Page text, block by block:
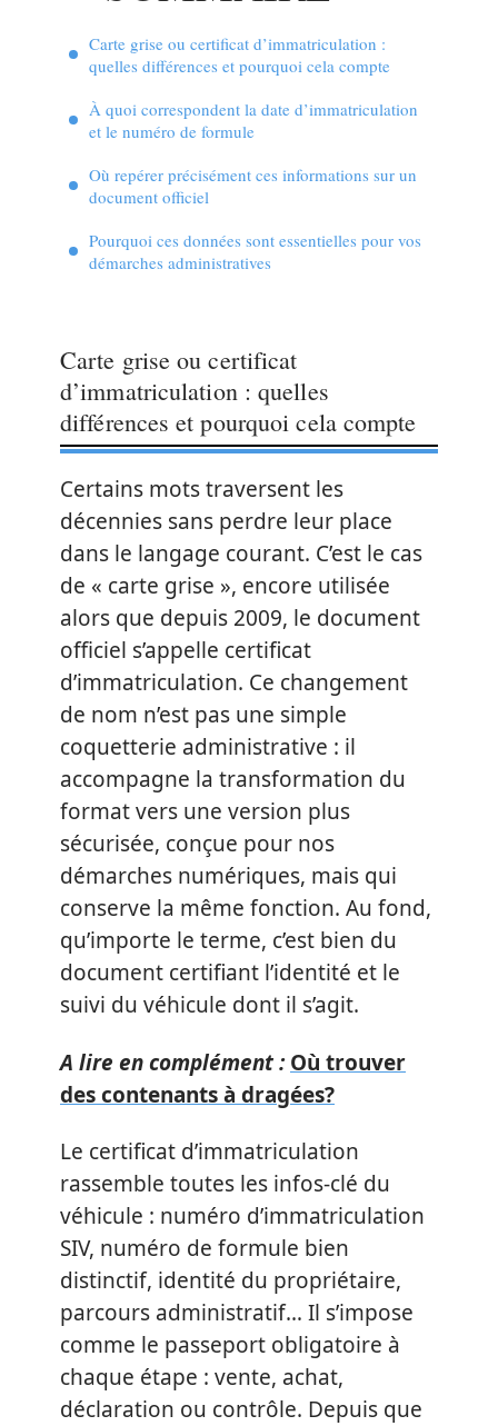
Carte grise ou certificat d’immatriculation :
quelles différences et pourquoi cela compte
À quoi correspondent la date d’immatriculation
et le numéro de formule
Où repérer précisément ces informations sur un
document officiel
Pourquoi ces données sont essentielles pour vos
démarches administratives
Carte grise ou certificat
d’immatriculation : quelles
différences et pourquoi cela compte
Certains mots traversent les
décennies sans perdre leur place
dans le langage courant. C’est le cas
de « carte grise », encore utilisée
alors que depuis 2009, le document
officiel s’appelle certificat
d’immatriculation. Ce changement
de nom n’est pas une simple
coquetterie administrative : il
accompagne la transformation du
format vers une version plus
sécurisée, conçue pour nos
démarches numériques, mais qui
conserve la même fonction. Au fond,
qu’importe le terme, c’est bien du
document certifiant l’identité et le
suivi du véhicule dont il s’agit.
A lire en complément : Où trouver
des contenants à dragées?
Le certificat d’immatriculation
rassemble toutes les infos-clé du
véhicule : numéro d’immatriculation
SIV, numéro de formule bien
distinctif, identité du propriétaire,
parcours administratif… Il s’impose
comme le passeport obligatoire à
chaque étape : vente, achat,
déclaration ou contrôle. Depuis que